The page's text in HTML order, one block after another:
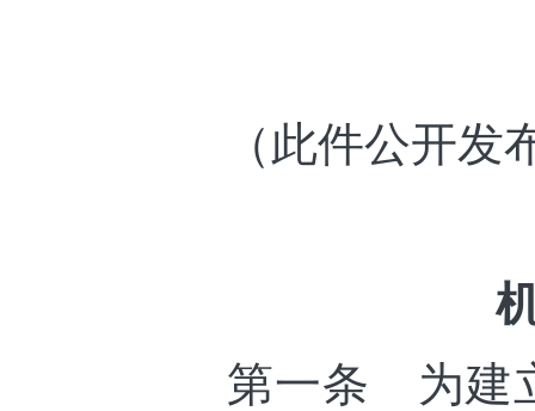
（此件公开发
第一条 为建立